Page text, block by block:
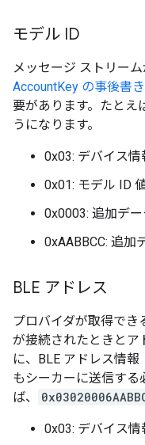
モデル ID
メッセージ ストリー
AccountKey の事後書
要があります。たとえ
うになります。
0x03: デバイス情
0x01: モデル ID
0x0003: 追加デ
0xAABBCC: 追加
BLE アドレス
プロバイダが取得でき
が接続されたときとア
に、BLE アドレス情報
もシーカーに送信する
ば、
0x03: デバイス情